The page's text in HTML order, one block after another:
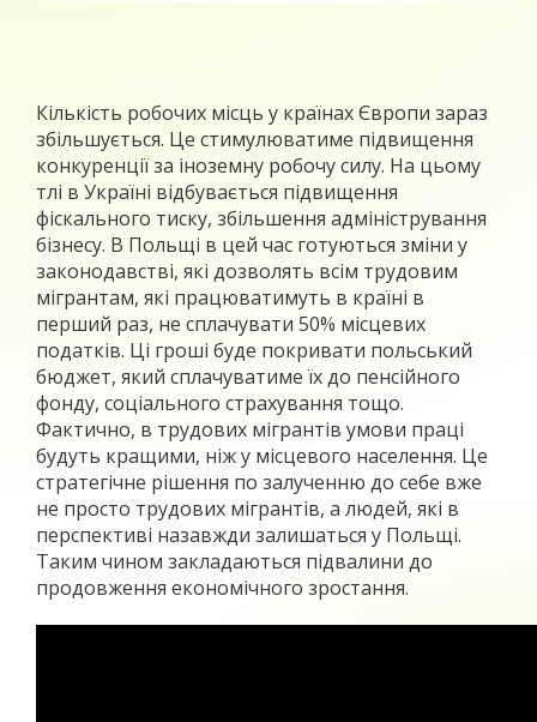
Кількість робочих місць у країнах Європи зараз
збільшується. Це стимулюватиме підвищення
конкуренції за іноземну робочу силу. На цьому
тлі в Україні відбувається підвищення
фіскального тиску, збільшення адміністрування
бізнесу. В Польщі в цей час готуються зміни у
законодавстві, які дозволять всім трудовим
мігрантам, які працюватимуть в країні в
перший раз, не сплачувати 50% місцевих
податків. Ці гроші буде покривати польський
бюджет, який сплачуватиме їх до пенсійного
фонду, соціального страхування тощо.
Фактично, в трудових мігрантів умови праці
будуть кращими, ніж у місцевого населення. Це
стратегічне рішення по залученню до себе вже
не просто трудових мігрантів, а людей, які в
перспективі назавжди залишаться у Польщі.
Таким чином закладаються підвалини до
продовження економічного зростання.